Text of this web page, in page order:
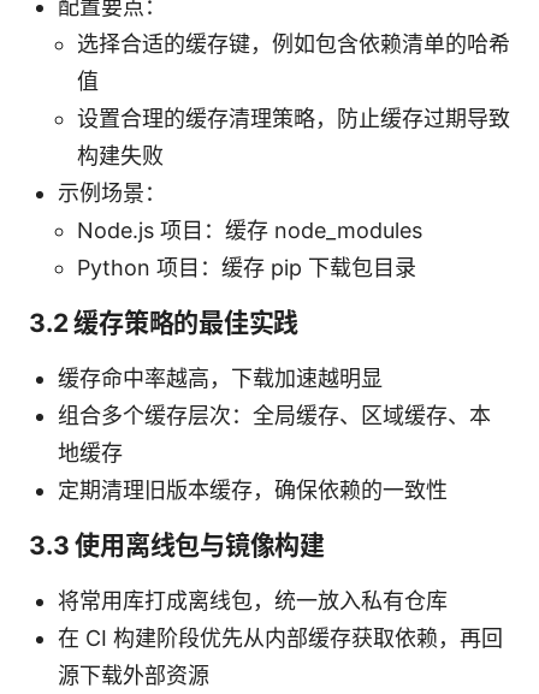
配置要点：
选择合适的缓存键，例如包含依赖清单的哈希
值
设置合理的缓存清理策略，防止缓存过期导致
构建失败
示例场景：
Node.js 项目：缓存 node_modules
Python 项目：缓存 pip 下载包目录
3.2 缓存策略的最佳实践
缓存命中率越高，下载加速越明显
组合多个缓存层次：全局缓存、区域缓存、本
地缓存
定期清理旧版本缓存，确保依赖的一致性
3.3 使用离线包与镜像构建
将常用库打成离线包，统一放入私有仓库
在 CI 构建阶段优先从内部缓存获取依赖，再回
源下载外部资源